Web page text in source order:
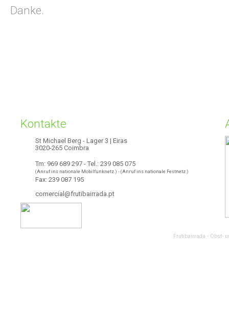
Danke.
Kontakte
St Michael Berg - Lager 3 | Eiras
3020-265 Coimbra
Tm: 969 689 297 - Tel.: 239 085 075
(Anruf ins nationale Mobilfunknetz.) - (Anruf ins nationale Festnetz.)
Fax: 239 087 195
comercial@frutibairrada.pt
Frutibairrada - Obst-